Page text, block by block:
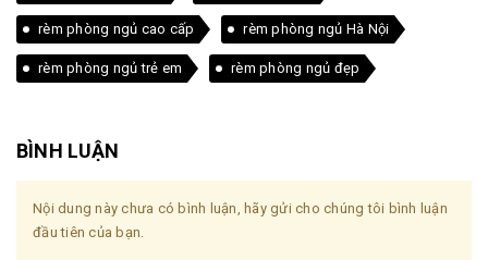
rèm phòng ngủ cao cấp rèm phòng ngủ Hà Nội
rèm phòng ngủ trẻ em rèm phòng ngủ đẹp
BÌNH LUẬN
Nội dung này chưa có bình luận, hãy gửi cho chúng tôi bình luận
đầu tiên của bạn.